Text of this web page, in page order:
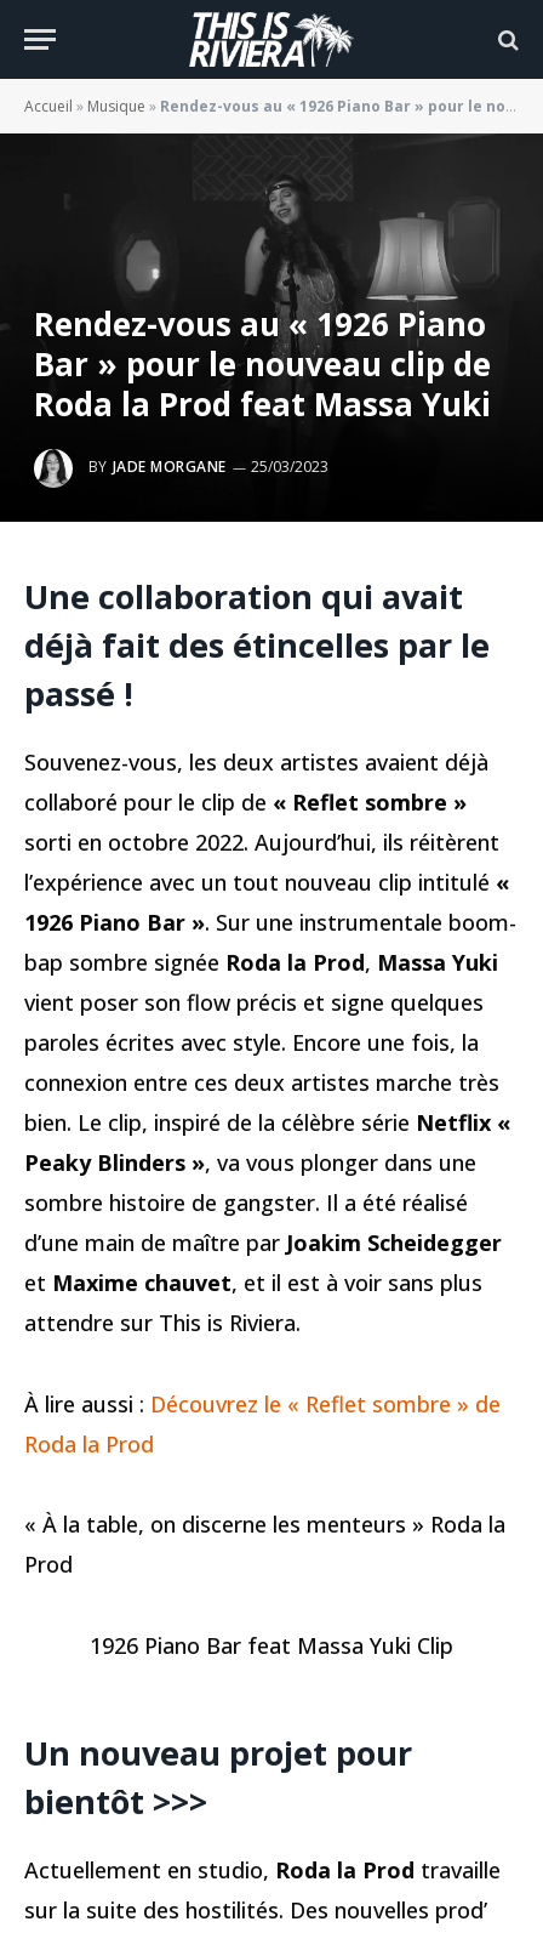
Accueil » Musique » Rendez-vous au « 1926 Piano Bar » pour le nouveau clip de Roda la Prod feat Massa Yuki
Rendez-vous au « 1926 Piano
Bar » pour le nouveau clip de
Roda la Prod feat Massa Yuki
BY JADE MORGANE 25/03/2023
Une collaboration qui avait
déjà fait des étincelles par le
passé !
Souvenez-vous, les deux artistes avaient déjà
collaboré pour le clip de « Reflet sombre »
sorti en octobre 2022. Aujourd’hui, ils réitèrent
l’expérience avec un tout nouveau clip intitulé «
1926 Piano Bar ». Sur une instrumentale boom-
bap sombre signée Roda la Prod, Massa Yuki
vient poser son flow précis et signe quelques
paroles écrites avec style. Encore une fois, la
connexion entre ces deux artistes marche très
bien. Le clip, inspiré de la célèbre série Netflix «
Peaky Blinders », va vous plonger dans une
sombre histoire de gangster. Il a été réalisé
d’une main de maître par Joakim Scheidegger
et Maxime chauvet, et il est à voir sans plus
attendre sur This is Riviera.
À lire aussi : Découvrez le « Reflet sombre » de
Roda la Prod
« À la table, on discerne les menteurs » Roda la
Prod
1926 Piano Bar feat Massa Yuki Clip
Un nouveau projet pour
bientôt >>>
Actuellement en studio, Roda la Prod travaille
sur la suite des hostilités. Des nouvelles prod’